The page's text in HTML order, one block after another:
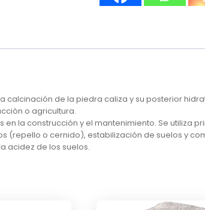
calcinación de la piedra caliza y su posterior
o agricultura.
en la construcción y el mantenimiento. Se utiliza
(repello o cernido), estabilización de suelos y
acidez de los suelos.